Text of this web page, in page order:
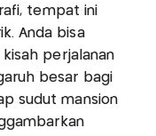
tempat ini
Anda bisa
perjalanan
besar bagi
sudut mansion